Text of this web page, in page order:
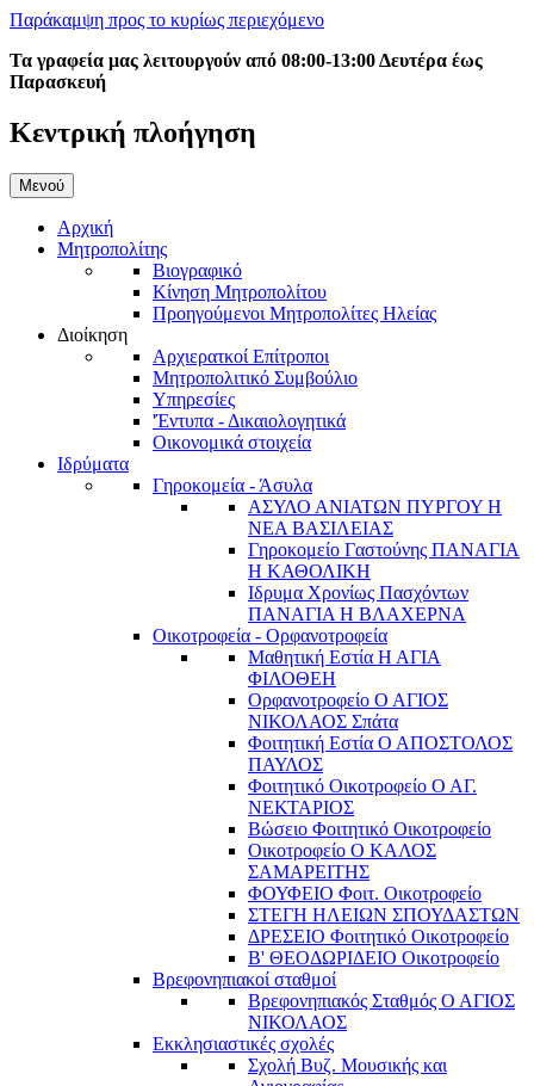
Παράκαμψη προς το κυρίως περιεχόμενο
Τα γραφεία μας λειτουργούν από 08:00-13:00 Δευτέρα έως
Παρασκευή
Κεντρική πλοήγηση
Μενού
Αρχική
Μητροπολίτης
Βιογραφικό
Κίνηση Μητροπολίτου
Προηγούμενοι Μητροπολίτες Ηλείας
Διοίκηση
Αρχιερατκοί Επίτροποι
Μητροπολιτικό Συμβούλιο
Υπηρεσίες
'Έντυπα - Δικαιολογητικά
Οικονομικά στοιχεία
Ιδρύματα
Γηροκομεία - Άσυλα
ΑΣΥΛΟ ΑΝΙΑΤΩΝ ΠΥΡΓΟΥ Η
ΝΕΑ ΒΑΣΙΛΕΙΑΣ
Γηροκομείο Γαστούνης ΠΑΝΑΓΙΑ
Η ΚΑΘΟΛΙΚΗ
Ιδρυμα Χρονίως Πασχόντων
ΠΑΝΑΓΙΑ Η ΒΛΑΧΕΡΝΑ
Οικοτροφεία - Ορφανοτροφεία
Μαθητική Εστία Η ΑΓΙΑ
ΦΙΛΟΘΕΗ
Ορφανοτροφείο Ο ΑΓΙΟΣ
ΝΙΚΟΛΑΟΣ Σπάτα
Φοιτητική Εστία Ο ΑΠΟΣΤΟΛΟΣ
ΠΑΥΛΟΣ
Φοιτητικό Οικοτροφείο Ο ΑΓ.
ΝΕΚΤΑΡΙΟΣ
Βώσειο Φοιτητικό Οικοτροφείο
Οικοτροφείο Ο ΚΑΛΟΣ
ΣΑΜΑΡΕΙΤΗΣ
ΦΟΥΦΕΙΟ Φοιτ. Οικοτροφείο
ΣΤΕΓΗ ΗΛΕΙΩΝ ΣΠΟΥΔΑΣΤΩΝ
ΔΡΕΣΕΙΟ Φοιτητικό Οικοτροφείο
Β' ΘΕΟΔΩΡΙΔΕΙΟ Οικοτροφείο
Βρεφονηπιακοί σταθμοί
Βρεφονηπιακός Σταθμός Ο ΑΓΙΟΣ
ΝΙΚΟΛΑΟΣ
Εκκλησιαστικές σχολές
Σχολή Βυζ. Μουσικής και